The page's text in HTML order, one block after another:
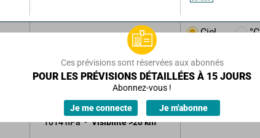
Rafales à53 km/h
Ciel très nuageux à couvert.
Sans précipitations.
1014hPa Visibilité>20km
Ciel °C
Ces prévisions sont réservées aux abonnés
POUR LES PRÉVISIONS DÉTAILLÉES À 15 JOURS
Abonnez-vous !
Je me connecte Je m'abonne